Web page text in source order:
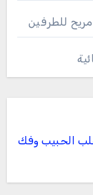
للطرفين
الحبيب وفك